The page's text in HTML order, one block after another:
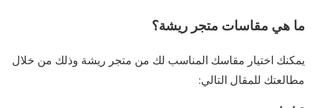
ما هي مقاسات متجر ريشة؟
يمكنك اختيار مقاسك المناسب لك من متجر ريشة وذلك من خلال
مطالعتك للمقال التالي: